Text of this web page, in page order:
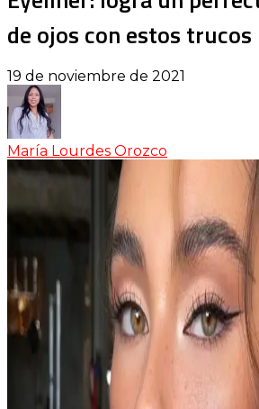
de ojos con estos trucos
19 de noviembre de 2021
María Lourdes Orozco